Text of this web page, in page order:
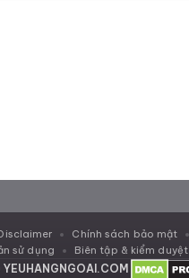
Chính sách bảo mật
sử dụng
Biên tập & kiểm duyệt
YEUHANGNGOAI.COM